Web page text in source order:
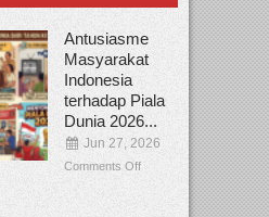
Antusiasme
Masyarakat
Indonesia
terhadap Piala
Dunia 2026...
Jun 27, 2026
Comments Off